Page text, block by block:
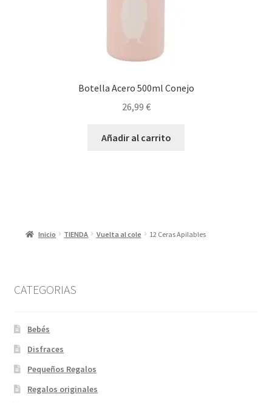
Botella Acero 500ml Conejo
26,99 €
Añadir al carrito
Inicio TIENDA Vuelta al cole 12 Ceras Apilables
CATEGORIAS
Bebés
Disfraces
Pequeños Regalos
Regalos originales